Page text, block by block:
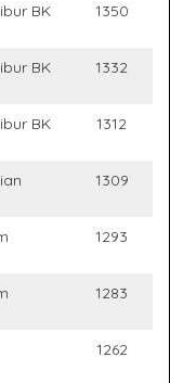
BK 1350
BK 1332
BK 1312
1309
1293
1283
1262